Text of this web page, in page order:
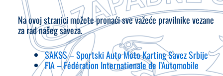
Na ovoj stranici možete pronaći sve važeće pravilnike vezane
za rad našeg saveza.
SAKSS – Sportski Auto Moto Karting Savez Srbije
FIA – Fédération Internationale de l’Automobile